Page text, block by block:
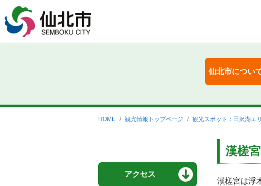
仙北市につい
HOME 観光情報トップページ 観光スポット：田沢湖エ
漢槎
漢槎宮は浮
アクセス